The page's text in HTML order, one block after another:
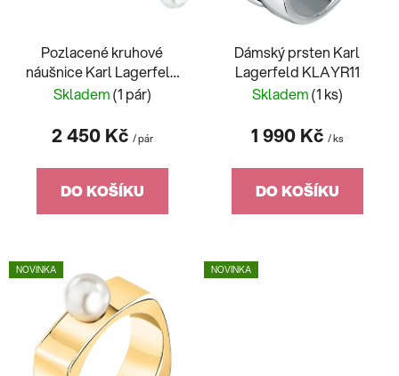
Pozlacené kruhové
náušnice Karl Lagerfeld
Pearl KLAYR15
Skladem(1 pár)
2 450 Kč / pár
DO KOŠÍKU
Dámský prsten Karl
Lagerfeld KLAYR11
Skladem(1 ks)
1 990 Kč / ks
DO KOŠÍKU
NOVINKA NOVINKA